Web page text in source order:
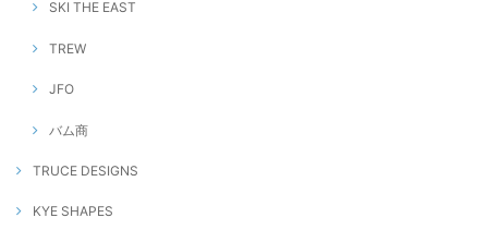
SKI THE EAST
TREW
JFO
バム商
TRUCE DESIGNS
KYE SHAPES